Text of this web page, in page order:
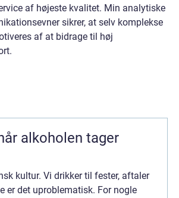
af højeste kvalitet. Min analytiske
sikrer, at selv komplekse
af at bidrage til høj
kultur. Vi drikker til fester, aftaler
er det uproblematisk. For nogle